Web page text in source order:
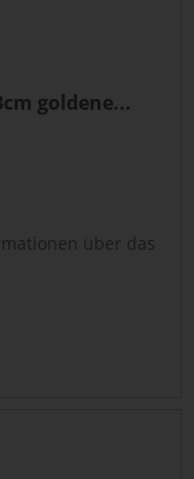
goldene...
über das